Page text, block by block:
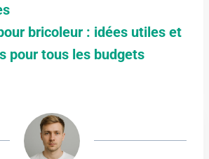
bricoleur : idées utiles et
pour tous les budgets